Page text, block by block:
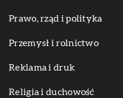
Prawo, rząd i polityka
Przemysł i rolnictwo
Reklama i druk
Religia i duchowość